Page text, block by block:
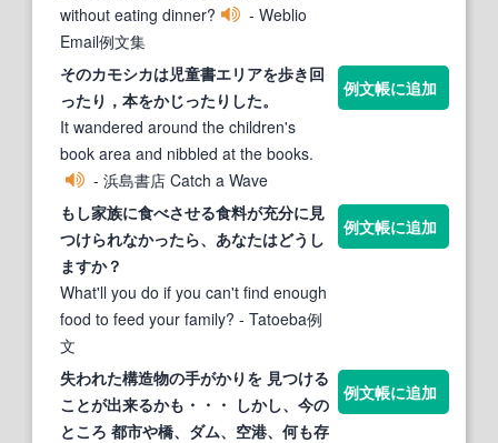
without eating dinner?
- Weblio
Email例文集
そのカモシカは児童書エリアを歩き回
ったり，本をかじったりした。
It wandered around the children's
book area and nibbled at the books.
- 浜島書店 Catch a Wave
例文帳に追加
もし家族に食べさせる食料が充分に見
つけられなかったら、あなたはどうし
ますか？
What'll you do if you can't find enough
food to feed your family? - Tatoeba例
文
例文帳に追加
失われた構造物の手がかりを 見つける
ことが出来るかも・・・ しかし、今の
ところ 都市や橋、ダム、空港、何も存
例文帳に追加